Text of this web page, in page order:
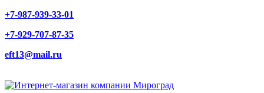
+7-987-939-33-01
+7-929-707-87-35
eft13@mail.ru